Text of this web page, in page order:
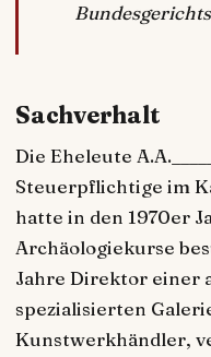
Sachverhalt
Die Eheleute
Steuerpflichtige im
hatte in den 1970er
Archäologiekurse
Jahre Direktor einer
spezialisierten
Kunstwerkhändler,